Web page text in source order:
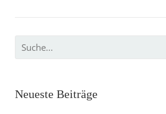
Neueste Beiträge